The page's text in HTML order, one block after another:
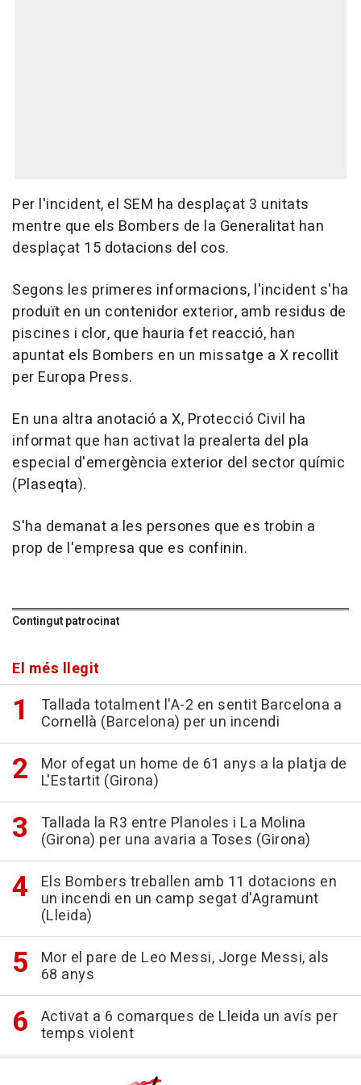
Per l'incident, el SEM ha desplaçat 3 unitats
mentre que els Bombers de la Generalitat han
desplaçat 15 dotacions del cos.
Segons les primeres informacions, l'incident s'ha
produït en un contenidor exterior, amb residus de
piscines i clor, que hauria fet reacció, han
apuntat els Bombers en un missatge a X recollit
per Europa Press.
En una altra anotació a X, Protecció Civil ha
informat que han activat la prealerta del pla
especial d'emergència exterior del sector químic
(Plaseqta).
S'ha demanat a les persones que es trobin a
prop de l'empresa que es confinin.
Contingut patrocinat
El més llegit
Tallada totalment l'A-2 en sentit Barcelona a
Cornellà (Barcelona) per un incendi
Mor ofegat un home de 61 anys a la platja de
L'Estartit (Girona)
Tallada la R3 entre Planoles i La Molina
(Girona) per una avaria a Toses (Girona)
Els Bombers treballen amb 11 dotacions en
un incendi en un camp segat d'Agramunt
(Lleida)
Mor el pare de Leo Messi, Jorge Messi, als
68 anys
Activat a 6 comarques de Lleida un avís per
temps violent